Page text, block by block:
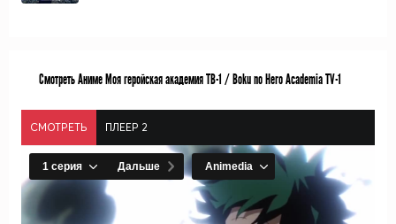
Смотреть Аниме Моя геройская академия ТВ-1 / Boku no Hero Academia TV-1
СМОТРЕТЬ ПЛЕЕР 2